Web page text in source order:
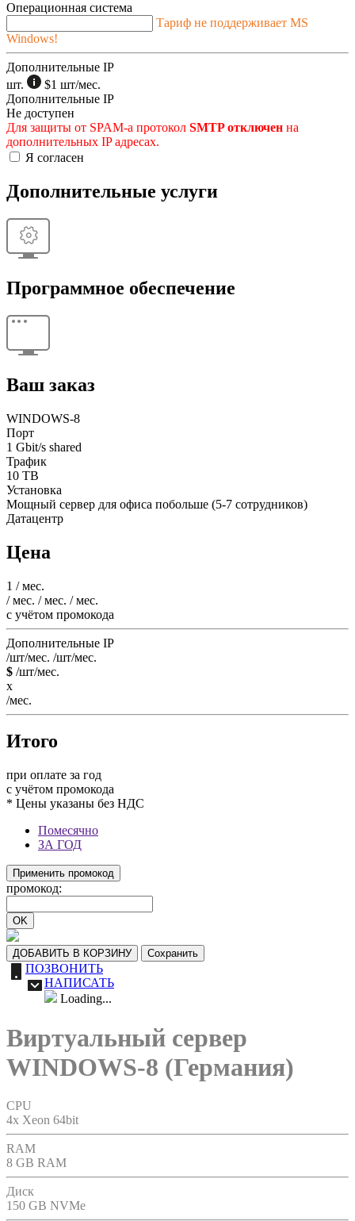
Операционная система
Тариф не поддерживает MS
Windows!
Дополнительные IP
шт.
$1 шт/мес.
Дополнительные IP
Не доступен
Для защиты от SPAM-а протокол SMTP отключен на
дополнительных IP адресах.
Я согласен
Дополнительные услуги
Программное обеспечение
Ваш заказ
WINDOWS-8
Порт
1 Gbit/s shared
Трафик
10 TB
Установка
Мощный сервер для офиса побольше (5-7 сотрудников)
Датацентр
Цена
1 / мес.
/ мес. / мес. / мес.
c учётом промокода
Дополнительные IP
/шт/мес. /шт/мес.
$ /шт/мес.
x
/мес.
Итого
при оплате за год
c учётом промокода
* Цены указаны без НДС
Помесячно
ЗА ГОД
Применить промокод
промокод:
OK
ДОБАВИТЬ В КОРЗИНУ Сохранить
ПОЗВОНИТЬ
НАПИСАТЬ
Loading...
Виртуальный сервер
WINDOWS-8 (Германия)
CPU
4x Xeon 64bit
RAM
8 GB RAM
Диск
150 GB NVMe